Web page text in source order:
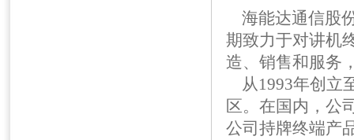
海能达通信股
期致力于对讲机
造、销售和服务
从1993年创立
区。在国内，公
公司持牌终端产